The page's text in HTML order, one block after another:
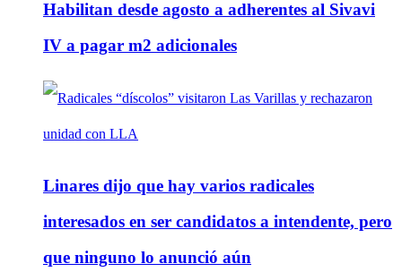
Habilitan desde agosto a adherentes al Sivavi
IV a pagar m2 adicionales
Linares dijo que hay varios radicales
interesados en ser candidatos a intendente, pero
que ninguno lo anunció aún